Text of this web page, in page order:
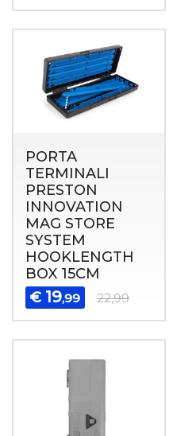
PORTA
TERMINALI
PRESTON
INNOVATION
MAG STORE
SYSTEM
HOOKLENGTH
BOX 15CM
€ 19,99 22,99